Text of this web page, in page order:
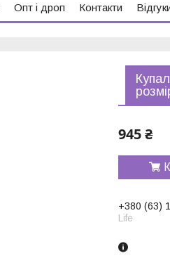
Опт і дроп Контакти
945 ₴
+380 (63)
Life